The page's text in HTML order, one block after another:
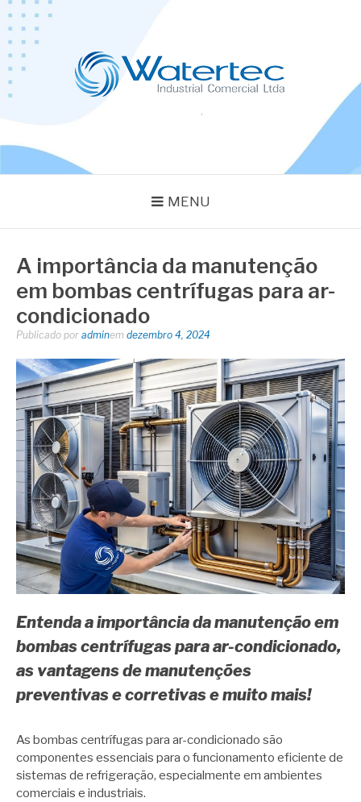
Pular
para
conteúdo
MENU
A importância da manutenção
em bombas centrífugas para ar-
condicionado
Publicado por adminem dezembro 4, 2024
Entenda a importância da manutenção em
bombas centrífugas para ar-condicionado,
as vantagens de manutenções
preventivas e corretivas e muito mais!
As bombas centrífugas para ar-condicionado são
componentes essenciais para o funcionamento eficiente de
sistemas de refrigeração, especialmente em ambientes
comerciais e industriais.